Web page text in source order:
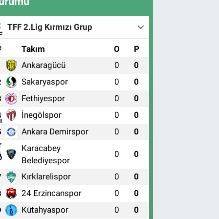
TFF 2.Lig Kırmızı Grup
Takım O P
Ankaragücü 0 0
Sakaryaspor 0 0
Fethiyespor 0 0
İnegölspor 0 0
Ankara Demirspor 0 0
Karacabey
Belediyespor
0 0
Kırklarelispor 0 0
24 Erzincanspor 0 0
Kütahyaspor 0 0